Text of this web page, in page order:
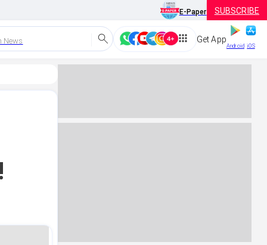
E-Paper SUBSCRIBE
News Get App
Android iOS